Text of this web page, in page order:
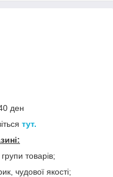
ден
тут.
групи товарів;
чудової якості;